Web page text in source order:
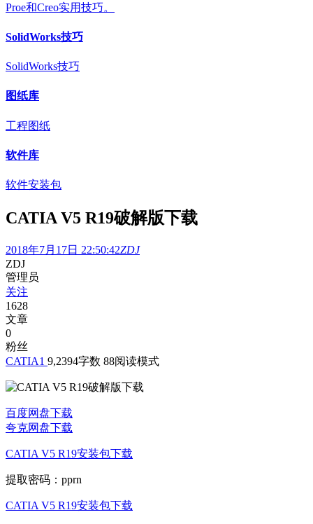
Proe和Creo实用技巧。
SolidWorks技巧
SolidWorks技巧
图纸库
工程图纸
软件库
软件安装包
CATIA V5 R19破解版下载
2018年7月17日 22:50:42ZDJ
ZDJ
管理员
关注
1628
文章
0
粉丝
CATIA1 9,2394字数 88阅读模式
百度网盘下载
夸克网盘下载
CATIA V5 R19安装包下载
提取密码：pprn
CATIA V5 R19安装包下载